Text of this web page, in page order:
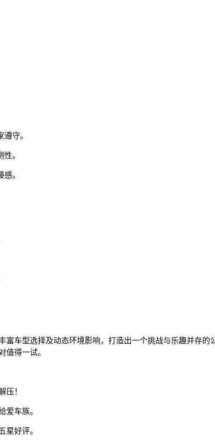
守。
。
。
车型选择及动态环境影响，打造出一个挑战与乐趣并存
值得一试。
压！
爱车族。
星好评。